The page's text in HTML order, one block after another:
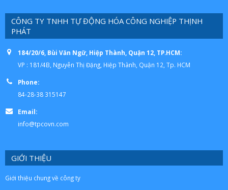
CÔNG TY TNHH TỰ ĐỘNG HÓA CÔNG NGHIỆP THỊNH
PHÁT
184/20/6, Bùi Văn Ngữ, Hiệp Thành, Quận 12, TP.HCM:
VP : 181/4B, Nguyễn Thị Đặng, Hiệp Thành, Quận 12, Tp. HCM
Phone:
84-28-38 315147
Email:
info@tpcovn.com
GIỚI THIỆU
Giới thiệu chung về công ty